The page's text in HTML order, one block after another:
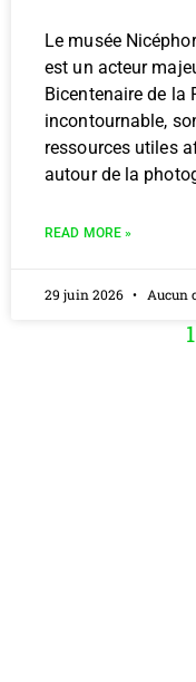
Le musée
est un acteur
Bicentenaire de la
incontournable,
ressources utiles
autour de la
READ MORE »
29 juin 2026 Aucun
1